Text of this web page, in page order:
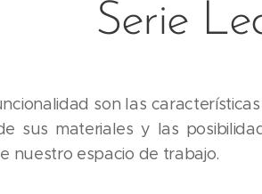
Serie
son las
sus materiales y las
nuestro espacio de trabajo.